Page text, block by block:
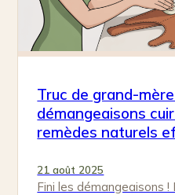
Truc de grand-
démangeaisons
remèdes naturels
21 août 2025
Fini les démangeaisons